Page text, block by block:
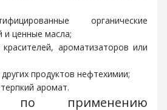
органические
и ценные масла;
красителей, ароматизаторов или
продуктов нефтехимии;
аромат.
по применению